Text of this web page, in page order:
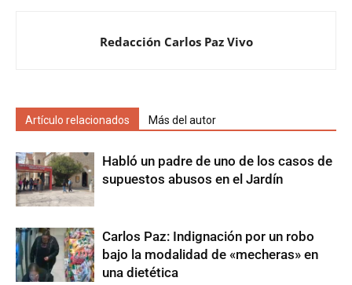
Redacción Carlos Paz Vivo
Artículo relacionados Más del autor
Habló un padre de uno de los casos de
supuestos abusos en el Jardín
Carlos Paz: Indignación por un robo
bajo la modalidad de «mecheras» en
una dietética